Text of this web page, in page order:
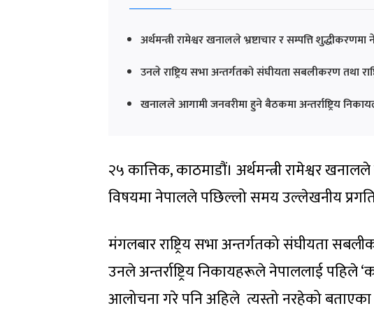
अर्थमन्त्री रामेश्वर खनालले भ्रष्टाचार र सम्पत्ति
उनले राष्ट्रिय सभा अन्तर्गतको संघीयता सबलीकरण तथा
खनालले आगामी जनवरीमा हुने बैठकमा अन्तर्राष्ट्रिय
२५ कात्तिक, काठमाडौं। अर्थमन्त्री रामेश्वर
विषयमा नेपालले पछिल्लो समय उल्लेखनीय
मंगलबार राष्ट्रिय सभा अन्तर्गतको संघीयता
उनले अन्तर्राष्ट्रिय निकायहरूले नेपाललाई पहिले
आलोचना गरे पनि अहिले त्यस्तो नरहेको बताएका